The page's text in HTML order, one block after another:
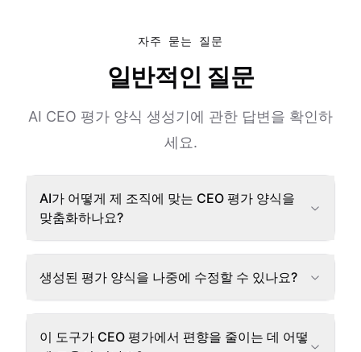
자주 묻는 질문
일반적인 질문
AI CEO 평가 양식 생성기에 관한 답변을 확인하
세요.
AI가 어떻게 제 조직에 맞는 CEO 평가 양식을
맞춤화하나요?
생성된 평가 양식을 나중에 수정할 수 있나요?
이 도구가 CEO 평가에서 편향을 줄이는 데 어떻